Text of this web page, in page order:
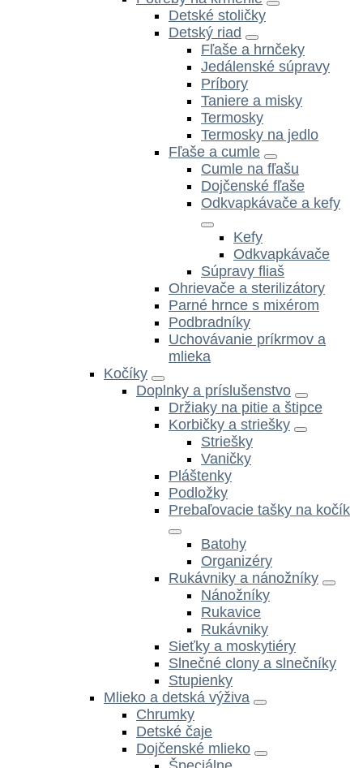
Detské stoličky
Detský riad
Fľaše a hrnčeky
Jedálenské súpravy
Príbory
Taniere a misky
Termosky
Termosky na jedlo
Fľaše a cumle
Cumle na fľašu
Dojčenské fľaše
Odkvapkávače a kefy
Kefy
Odkvapkávače
Súpravy fliaš
Ohrievače a sterilizátory
Parné hrnce s mixérom
Podbradníky
Uchovávanie príkrmov a
mlieka
Kočíky
Doplnky a príslušenstvo
Držiaky na pitie a štipce
Korbičky a striešky
Striešky
Vaničky
Pláštenky
Podložky
Prebaľovacie tašky na kočík
Batohy
Organizéry
Rukávniky a nánožníky
Nánožníky
Rukavice
Rukávniky
Sieťky a moskytiéry
Slnečné clony a slnečníky
Stupienky
Mlieko a detská výživa
Chrumky
Detské čaje
Dojčenské mlieko